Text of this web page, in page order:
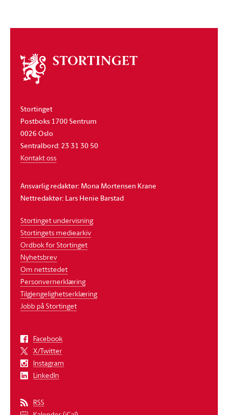
Om
stortinget
Stortinget
Postboks 1700 Sentrum
0026 Oslo
Sentralbord: 23 31 30 50
Kontakt oss
Ansvarlig redaktør: Mona Mortensen Krane
Nettredaktør: Lars Henie Barstad
Stortinget undervisning
Stortingets mediearkiv
Ordbok for Stortinget
Nyhetsbrev
Om nettstedet
Personvernerklæring
Tilgjengelighetserklæring
Jobb på Stortinget
Facebook
X/Twitter
Instagram
LinkedIn
RSS